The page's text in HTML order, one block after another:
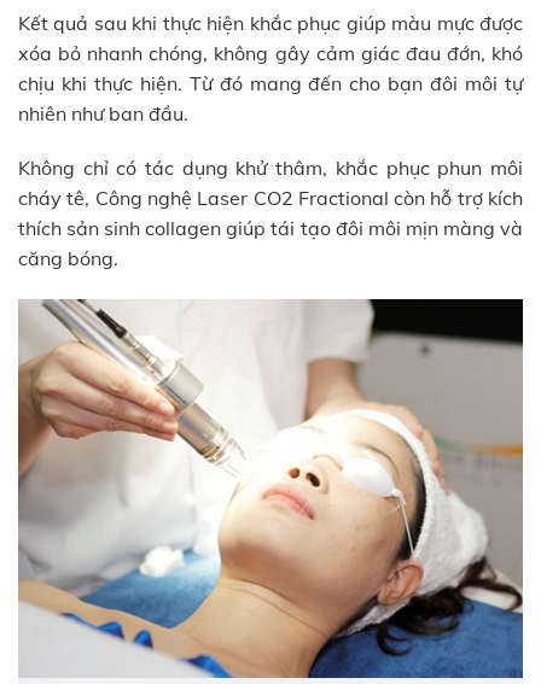
Kết quả sau khi thực hiện khắc phục giúp màu mực được
xóa bỏ nhanh chóng, không gây cảm giác đau đớn, khó
chịu khi thực hiện. Từ đó mang đến cho bạn đôi môi tự
nhiên như ban đầu.
Không chỉ có tác dụng khử thâm, khắc phục phun môi
cháy tê, Công nghệ Laser CO2 Fractional còn hỗ trợ kích
thích sản sinh collagen giúp tái tạo đôi môi mịn màng và
căng bóng.